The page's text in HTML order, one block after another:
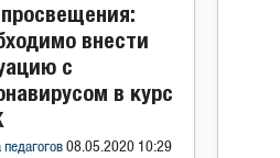
внести
с
в курс
педагогов 08.05.2020 10:29